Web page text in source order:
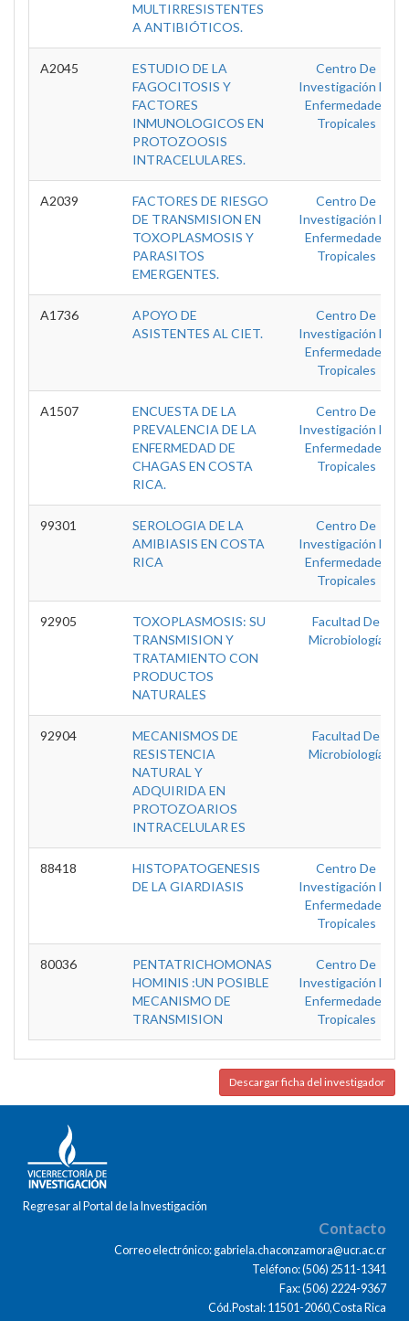
MULTIRRESISTENTES
A ANTIBIÓTICOS.
A2045
ESTUDIO DE LA
FAGOCITOSIS Y
FACTORES
INMUNOLOGICOS EN
PROTOZOOSIS
INTRACELULARES.
Centro De
Investigación En
Enfermedades
Tropicales
A2039
FACTORES DE RIESGO
DE TRANSMISION EN
TOXOPLASMOSIS Y
PARASITOS
EMERGENTES.
Centro De
Investigación En
Enfermedades
Tropicales
A1736
APOYO DE
ASISTENTES AL CIET.
Centro De
Investigación En
Enfermedades
Tropicales
A1507
ENCUESTA DE LA
PREVALENCIA DE LA
ENFERMEDAD DE
CHAGAS EN COSTA
RICA.
Centro De
Investigación En
Enfermedades
Tropicales
99301
SEROLOGIA DE LA
AMIBIASIS EN COSTA
RICA
Centro De
Investigación En
Enfermedades
Tropicales
92905
TOXOPLASMOSIS: SU
TRANSMISION Y
TRATAMIENTO CON
PRODUCTOS
NATURALES
Facultad De
Microbiología
92904
MECANISMOS DE
RESISTENCIA
NATURAL Y
ADQUIRIDA EN
PROTOZOARIOS
INTRACELULAR ES
Facultad De
Microbiología
88418
HISTOPATOGENESIS
DE LA GIARDIASIS
Centro De
Investigación En
Enfermedades
Tropicales
80036
PENTATRICHOMONAS
HOMINIS :UN POSIBLE
MECANISMO DE
TRANSMISION
Centro De
Investigación En
Enfermedades
Tropicales
Descargar ficha del investigador
Regresar al Portal de la Investigación
Contacto
Correo electrónico: gabriela.chaconzamora@ucr.ac.cr
Teléfono: (506) 2511-1341
Fax: (506) 2224-9367
Cód.Postal: 11501-2060,Costa Rica